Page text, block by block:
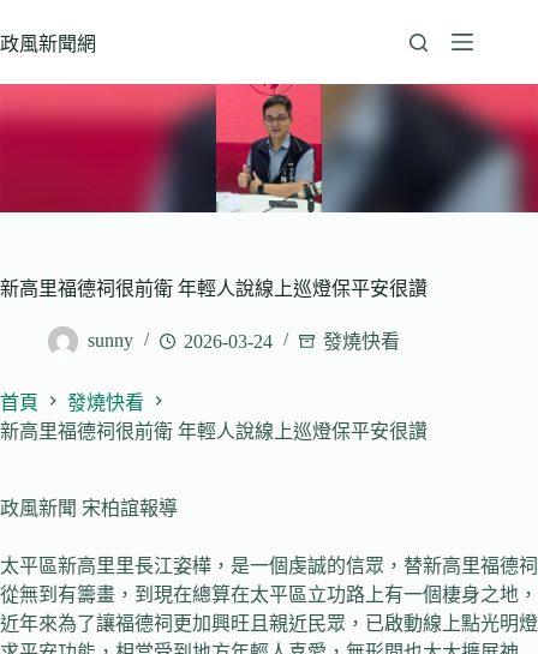
至
政風新聞網
新高里福德祠很前衛 年輕人說線上巡燈保平安很讚
sunny 2026-03-24 發燒快看
首頁
發燒快看
新高里福德祠很前衛 年輕人說線上巡燈保平安很讚
政風新聞 宋柏誼報導
太平區新高里里長江姿樺，是一個虔誠的信眾，替新高里福德祠
從無到有籌畫，到現在總算在太平區立功路上有一個棲身之地，
近年來為了讓福德祠更加興旺且親近民眾，已啟動線上點光明燈